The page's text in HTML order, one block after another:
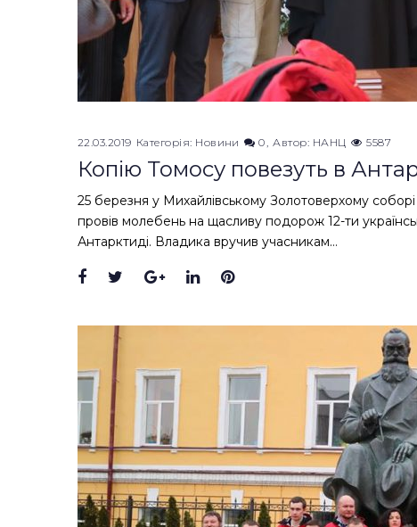
22.03.2019 Категорія: Новини 0 Автор: НАНЦ 5587
Копію Томосу повезуть в
25 березня у Михайлівському Золотоверхому
провів молебень на щасливу подорож 12-ти
Антарктиді. Владика вручив учасникам…
Facebook
TwitterGoogle+
LinkedInPinterest